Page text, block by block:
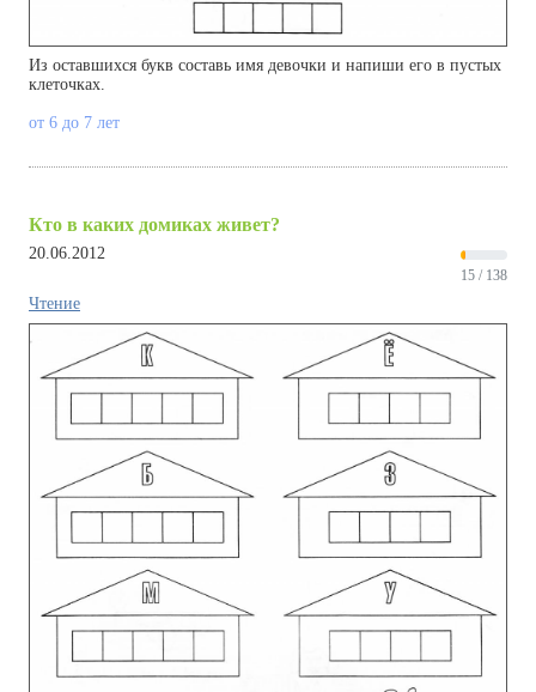
Из оставшихся букв составь имя девочки и напиши его в пустых
клеточках.
от 6 до 7 лет
Кто в каких домиках живет?
20.06.2012
15 / 138
Чтение